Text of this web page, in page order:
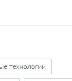
технологии